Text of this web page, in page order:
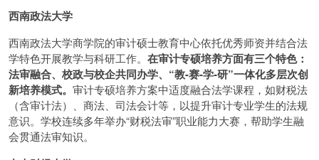
西南政法大学
西南政法大学商学院的审计硕士教育中心依托优秀师资并结合法
学特色开展教学与科研工作。 在审计专硕培养方面有三个特色：
法审融合、校政与校企共同办学、“教-赛-学-研”一体化多层次创
新培养模式。 审计专硕培养方案中适度融合法学课程，如财税法
（含审计法）、商法、司法会计等，以提升审计专业学生的法规
意识。学校连续多年举办“财税法审”职业能力大赛，帮助学生融
会贯通法审知识。